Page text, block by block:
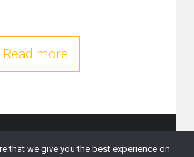
Read more
that we give you the best experience on